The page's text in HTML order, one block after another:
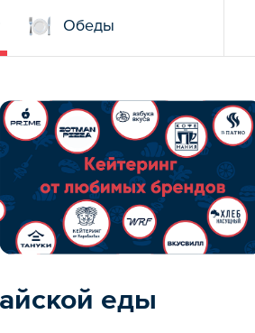
Обеды
еды